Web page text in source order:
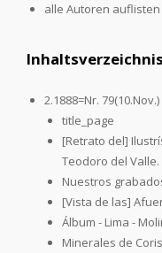
alle Autoren auflisten
Inhaltsverzeichnis
2.1888=Nr. 79(10.Nov.)
title_page
[Retrato del]
Teodoro del Valle.
Nuestros
[Vista de las]
Álbum - Lima -
Minerales de